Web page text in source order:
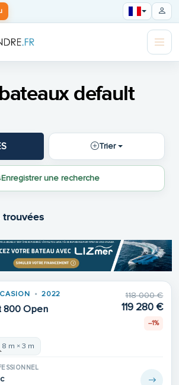
default
Trier
Enregistrer une recherche
2022
800 Open
118 000 €
119 280 €
--1%
8 m × 3 m